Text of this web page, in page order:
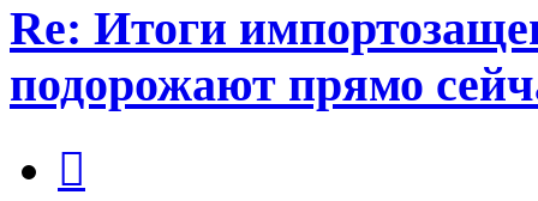
Re: Итоги
подорожают прямо